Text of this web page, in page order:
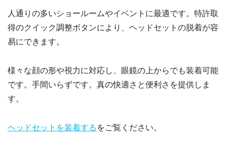
人通りの多いショールームやイベントに最適です。特許取
得のクイック調整ボタンにより、ヘッドセットの脱着が容
易にできます。
様々な顔の形や視力に対応し、眼鏡の上からでも装着可能
です。手間いらずです。真の快適さと便利さを提供しま
す。
ヘッドセットを装着する をご覧ください。